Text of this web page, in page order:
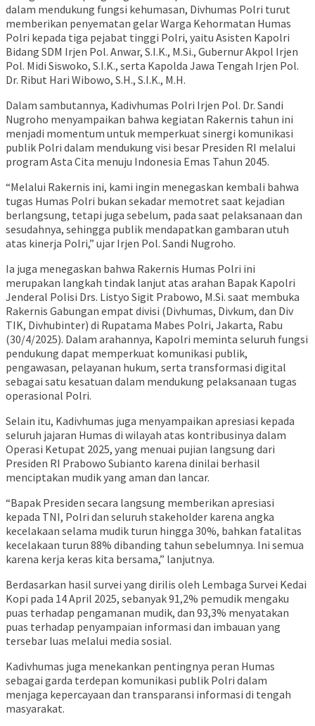
dalam mendukung fungsi kehumasan, Divhumas Polri turut
memberikan penyematan gelar Warga Kehormatan Humas
Polri kepada tiga pejabat tinggi Polri, yaitu Asisten Kapolri
Bidang SDM Irjen Pol. Anwar, S.I.K., M.Si., Gubernur Akpol Irjen
Pol. Midi Siswoko, S.I.K., serta Kapolda Jawa Tengah Irjen Pol.
Dr. Ribut Hari Wibowo, S.H., S.I.K., M.H.
Dalam sambutannya, Kadivhumas Polri Irjen Pol. Dr. Sandi
Nugroho menyampaikan bahwa kegiatan Rakernis tahun ini
menjadi momentum untuk memperkuat sinergi komunikasi
publik Polri dalam mendukung visi besar Presiden RI melalui
program Asta Cita menuju Indonesia Emas Tahun 2045.
“Melalui Rakernis ini, kami ingin menegaskan kembali bahwa
tugas Humas Polri bukan sekadar memotret saat kejadian
berlangsung, tetapi juga sebelum, pada saat pelaksanaan dan
sesudahnya, sehingga publik mendapatkan gambaran utuh
atas kinerja Polri,” ujar Irjen Pol. Sandi Nugroho.
Ia juga menegaskan bahwa Rakernis Humas Polri ini
merupakan langkah tindak lanjut atas arahan Bapak Kapolri
Jenderal Polisi Drs. Listyo Sigit Prabowo, M.Si. saat membuka
Rakernis Gabungan empat divisi (Divhumas, Divkum, dan Div
TIK, Divhubinter) di Rupatama Mabes Polri, Jakarta, Rabu
(30/4/2025). Dalam arahannya, Kapolri meminta seluruh fungsi
pendukung dapat memperkuat komunikasi publik,
pengawasan, pelayanan hukum, serta transformasi digital
sebagai satu kesatuan dalam mendukung pelaksanaan tugas
operasional Polri.
Selain itu, Kadivhumas juga menyampaikan apresiasi kepada
seluruh jajaran Humas di wilayah atas kontribusinya dalam
Operasi Ketupat 2025, yang menuai pujian langsung dari
Presiden RI Prabowo Subianto karena dinilai berhasil
menciptakan mudik yang aman dan lancar.
“Bapak Presiden secara langsung memberikan apresiasi
kepada TNI, Polri dan seluruh stakeholder karena angka
kecelakaan selama mudik turun hingga 30%, bahkan fatalitas
kecelakaan turun 88% dibanding tahun sebelumnya. Ini semua
karena kerja keras kita bersama,” lanjutnya.
Berdasarkan hasil survei yang dirilis oleh Lembaga Survei Kedai
Kopi pada 14 April 2025, sebanyak 91,2% pemudik mengaku
puas terhadap pengamanan mudik, dan 93,3% menyatakan
puas terhadap penyampaian informasi dan imbauan yang
tersebar luas melalui media sosial.
Kadivhumas juga menekankan pentingnya peran Humas
sebagai garda terdepan komunikasi publik Polri dalam
menjaga kepercayaan dan transparansi informasi di tengah
masyarakat.